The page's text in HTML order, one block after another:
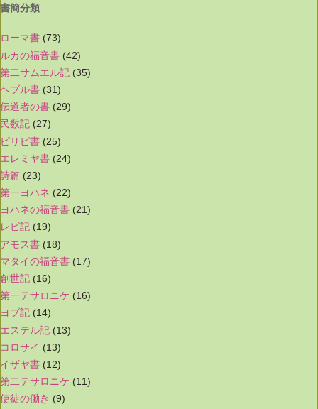
書簡分類
ローマ書 (73)
ルカの福音書 (42)
第二サムエル記 (35)
ヘブル書 (31)
伝道者の書 (29)
民数記 (27)
ピリピ書 (25)
エレミヤ書 (24)
詩篇 (23)
第一ヨハネ (22)
ヨハネの福音書 (21)
レビ記 (19)
アモス書 (18)
マタイの福音書 (17)
創世記 (16)
第一テサロニケ (16)
ヨブ記 (14)
エステル記 (13)
コロサイ (13)
イザヤ書 (12)
第二テサロニケ (11)
使徒の働き (9)